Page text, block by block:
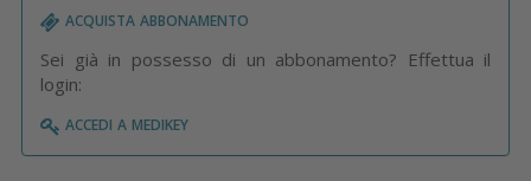
acquista abbonamento
Sei già in possesso di un abbonamento? Effettua il
login:
accedi a medikey